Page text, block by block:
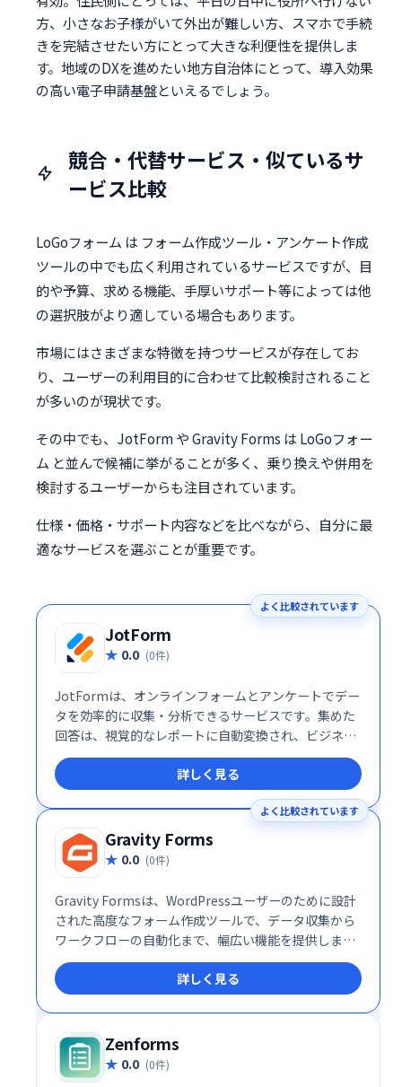
方、小さなお子様がいて外出が難しい方、スマホで手続
きを完結させたい方にとって大きな利便性を提供しま
す。地域のDXを進めたい地方自治体にとって、導入効果
の高い電子申請基盤といえるでしょう。
競合・代替サービス・似ているサ
ービス比較
LoGoフォーム は フォーム作成ツール・アンケート作成
ツールの中でも広く利用されているサービスですが、目
的や予算、求める機能、手厚いサポート等によっては他
の選択肢がより適している場合もあります。
市場にはさまざまな特徴を持つサービスが存在してお
り、ユーザーの利用目的に合わせて比較検討されること
が多いのが現状です。
その中でも、JotForm や Gravity Forms は LoGoフォー
ム と並んで候補に挙がることが多く、乗り換えや併用を
検討するユーザーからも注目されています。
仕様・価格・サポート内容などを比べながら、自分に最
適なサービスを選ぶことが重要です。
よく比較されています
JotForm
0.0 (0件)
JotFormは、オンラインフォームとアンケートでデー
タを効率的に収集・分析できるサービスです。集めた
回答は、視覚的なレポートに自動変換され、ビジネス
の新たな気づきを得ることができます。クライアント
や同僚との共有もスムーズに行えます。
詳しく見る
よく比較されています
Gravity Forms
0.0 (0件)
Gravity Formsは、WordPressユーザーのために設計
された高度なフォーム作成ツールで、データ収集から
ワークフローの自動化まで、幅広い機能を提供しま
す。世界中の企業やプロフェッショナルから信頼さ
れ、ビジネスやウェブサイトの運営を効率化するため
の必須ツールとなっています。
詳しく見る
Zenforms
0.0 (0件)